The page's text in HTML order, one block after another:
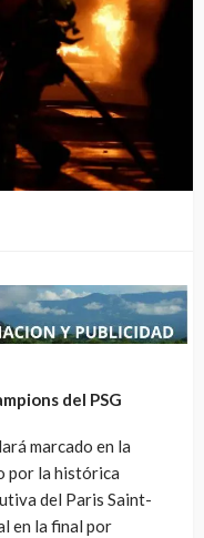
del PSG
marcado en la
por la histórica
del Paris Saint-
en la final por